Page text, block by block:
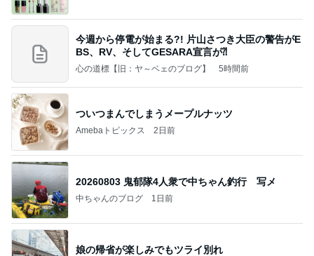
今週から停電が始まる?! 片山さつき大臣の警告がE
BS、RV、そしてGESARA宣言が⁈
心の道標【旧：ヤ～ベェのブログ】 5時間前
ついつまんでしまうメープルナッツ
Amebaトピックス 2日前
20260803 鬼郁隊4人衆で中ちゃん釣行 写メ
中ちゃんのブログ 1日前
娘の帰省が楽しみでもツライ別れ